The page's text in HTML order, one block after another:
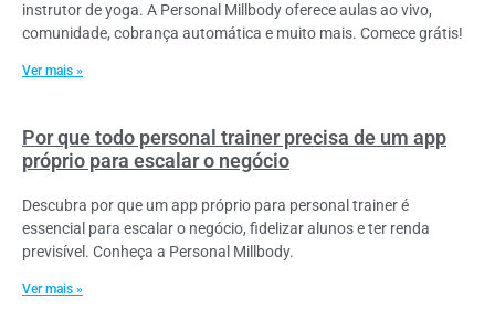
instrutor de yoga. A Personal Millbody oferece aulas ao vivo,
comunidade, cobrança automática e muito mais. Comece grátis!
Ver mais »
Por que todo personal trainer precisa de um app
próprio para escalar o negócio
Descubra por que um app próprio para personal trainer é
essencial para escalar o negócio, fidelizar alunos e ter renda
previsível. Conheça a Personal Millbody.
Ver mais »